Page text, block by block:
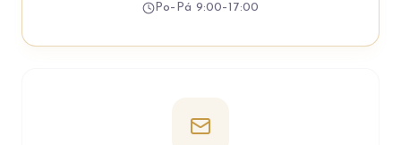
Po–Pá 9:00–17:00